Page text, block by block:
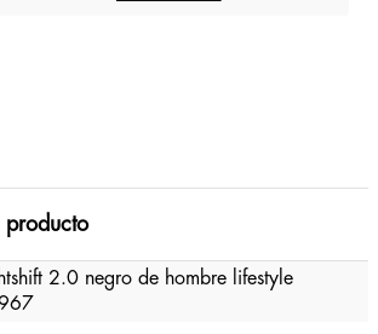
producto
2.0 negro de hombre lifestyle